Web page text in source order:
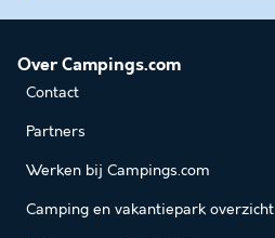
Over Campings.com
Contact
Partners
Werken bij Campings.com
Camping en vakantiepark overzicht